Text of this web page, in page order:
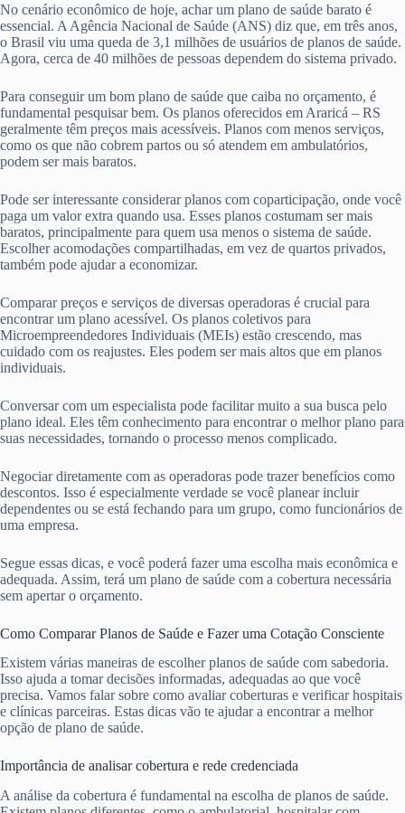
No cenário econômico de hoje, achar um plano de saúde barato é
essencial. A Agência Nacional de Saúde (ANS) diz que, em três anos,
o Brasil viu uma queda de 3,1 milhões de usuários de planos de saúde.
Agora, cerca de 40 milhões de pessoas dependem do sistema privado.
Para conseguir um bom plano de saúde que caiba no orçamento, é
fundamental pesquisar bem. Os planos oferecidos em Araricá – RS
geralmente têm preços mais acessíveis. Planos com menos serviços,
como os que não cobrem partos ou só atendem em ambulatórios,
podem ser mais baratos.
Pode ser interessante considerar planos com coparticipação, onde você
paga um valor extra quando usa. Esses planos costumam ser mais
baratos, principalmente para quem usa menos o sistema de saúde.
Escolher acomodações compartilhadas, em vez de quartos privados,
também pode ajudar a economizar.
Comparar preços e serviços de diversas operadoras é crucial para
encontrar um plano acessível. Os planos coletivos para
Microempreendedores Individuais (MEIs) estão crescendo, mas
cuidado com os reajustes. Eles podem ser mais altos que em planos
individuais.
Conversar com um especialista pode facilitar muito a sua busca pelo
plano ideal. Eles têm conhecimento para encontrar o melhor plano para
suas necessidades, tornando o processo menos complicado.
Negociar diretamente com as operadoras pode trazer benefícios como
descontos. Isso é especialmente verdade se você planear incluir
dependentes ou se está fechando para um grupo, como funcionários de
uma empresa.
Segue essas dicas, e você poderá fazer uma escolha mais econômica e
adequada. Assim, terá um plano de saúde com a cobertura necessária
sem apertar o orçamento.
Como Comparar Planos de Saúde e Fazer uma Cotação Consciente
Existem várias maneiras de escolher planos de saúde com sabedoria.
Isso ajuda a tomar decisões informadas, adequadas ao que você
precisa. Vamos falar sobre como avaliar coberturas e verificar hospitais
e clínicas parceiras. Estas dicas vão te ajudar a encontrar a melhor
opção de plano de saúde.
Importância de analisar cobertura e rede credenciada
A análise da cobertura é fundamental na escolha de planos de saúde.